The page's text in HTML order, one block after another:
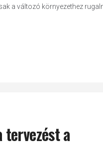
a változó környezethez
a